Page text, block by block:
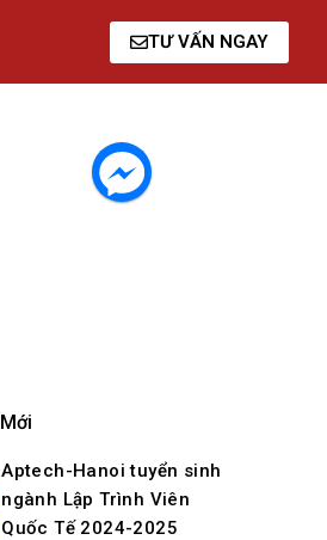
TƯ VẤN NGAY
Aptech-Hanoi tuyển sinh
ngành Lập Trình Viên
Quốc Tế 2024-2025